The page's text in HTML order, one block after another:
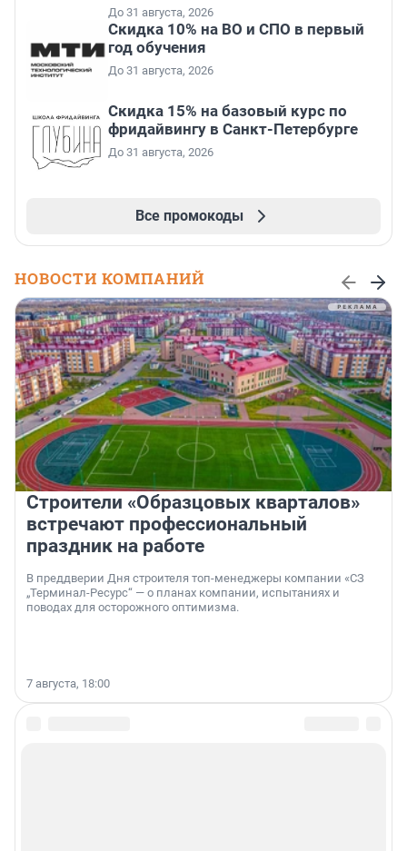
До 31 августа, 2026
Скидка 10% на ВО и СПО в первый
год обучения
До 31 августа, 2026
Скидка 15% на базовый курс по
фридайвингу в Санкт-Петербурге
До 31 августа, 2026
Все промокоды
НОВОСТИ КОМПАНИЙ
Строители «Образцовых кварталов»
встречают профессиональный
праздник на работе
В преддверии Дня строителя топ-менеджеры компании «СЗ
„Терминал-Ресурс“ — о планах компании, испытаниях и
поводах для осторожного оптимизма.
7 августа, 18:00